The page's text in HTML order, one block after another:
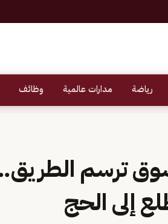
رياضة مدارات عالمية وظائف
ترسم
إلى الحج